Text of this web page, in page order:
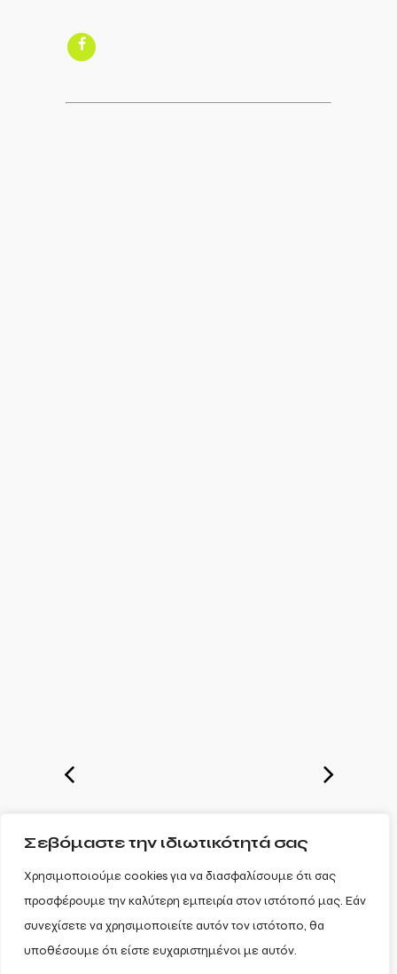
Σεβόμαστε την ιδιωτικότητά σας
Χρησιμοποιούμε cookies για να διασφαλίσουμε ότι σας
προσφέρουμε την καλύτερη εμπειρία στον ιστότοπό μας. Εάν
συνεχίσετε να χρησιμοποιείτε αυτόν τον ιστότοπο, θα
υποθέσουμε ότι είστε ευχαριστημένοι με αυτόν.